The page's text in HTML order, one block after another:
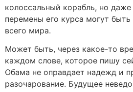
колоссальный корабль, но
перемены его курса могут
всего мира.
Может быть, через какое-то
каждом слове, которое пишу
Обама не оправдает надежд и
разочарование. Будущее